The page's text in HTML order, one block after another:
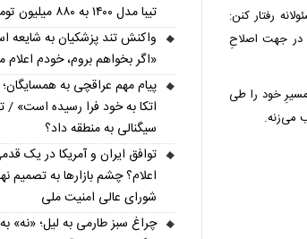
رفتار کنن:
در جهت اصلاحِ
خود را طی
می‌زنه.
تیبا مدل ۱۴۰۰ به ۸۸۰ میلیون تومان رسید
واکنش تند پزشکیان به شایعه
«اگر بخواهم بروم، خودم اعلام
پیام مهم عراقچی به
اتکا به خود فرا رسیده است» /
سیگنالی به منطقه داد؟
توافق ایران و آمریکا در یک
اعلام؟ چشم بازارها به تصمیم
شورای عالی امنیت ملی
چراغ سبز طارمی به لیل؛ «نه» به